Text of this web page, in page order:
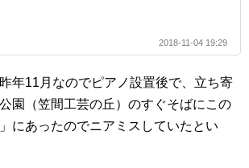
2018-11-04 19:29
年11月なのでピアノ設置後で、立ち寄
園（笠間工芸の丘）のすぐそばにこの
にあったのでニアミスしていたとい